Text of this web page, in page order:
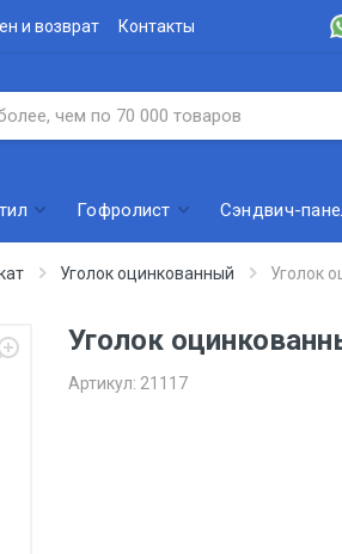
и возврат Контакты
Гофролист Сэндвич-
Уголок оцинкованный Уголок
Уголок
Артикул: 21117